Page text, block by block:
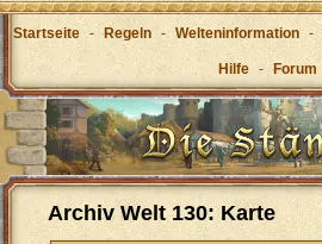
Startseite - Regeln - Welteninformation -
Hilfe - Forum
Archiv Welt 130: Karte